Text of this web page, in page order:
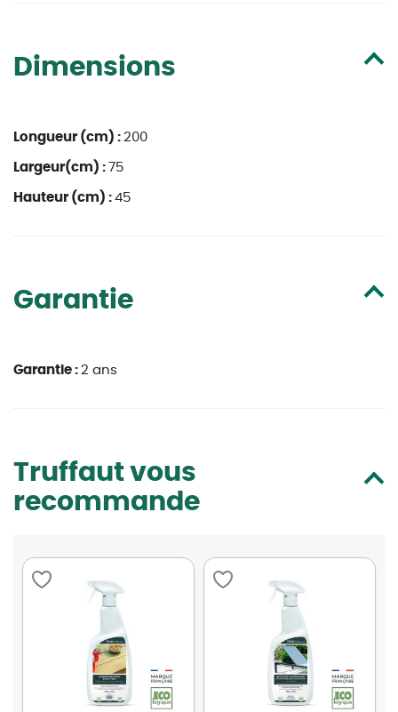
Dimensions
Longueur (cm) : 200
Largeur(cm) : 75
Hauteur (cm) : 45
Garantie
Garantie : 2 ans
Truffaut vous
recommande